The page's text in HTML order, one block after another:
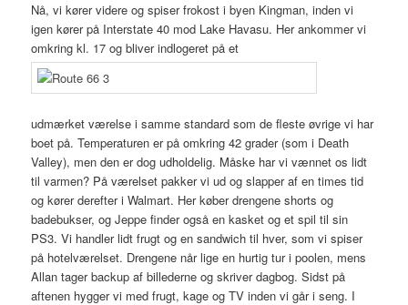
Nå, vi kører videre og spiser frokost i byen Kingman, inden vi
igen kører på Interstate 40 mod Lake Havasu. Her ankommer vi
omkring kl. 17 og bliver indlogeret på et
udmærket værelse i samme standard som de fleste øvrige vi har
boet på. Temperaturen er på omkring 42 grader (som i Death
Valley), men den er dog udholdelig. Måske har vi vænnet os lidt
til varmen? På værelset pakker vi ud og slapper af en times tid
og kører derefter i Walmart. Her køber drengene shorts og
badebukser, og Jeppe finder også en kasket og et spil til sin
PS3. Vi handler lidt frugt og en sandwich til hver, som vi spiser
på hotelværelset. Drengene når lige en hurtig tur i poolen, mens
Allan tager backup af billederne og skriver dagbog. Sidst på
aftenen hygger vi med frugt, kage og TV inden vi går i seng. I